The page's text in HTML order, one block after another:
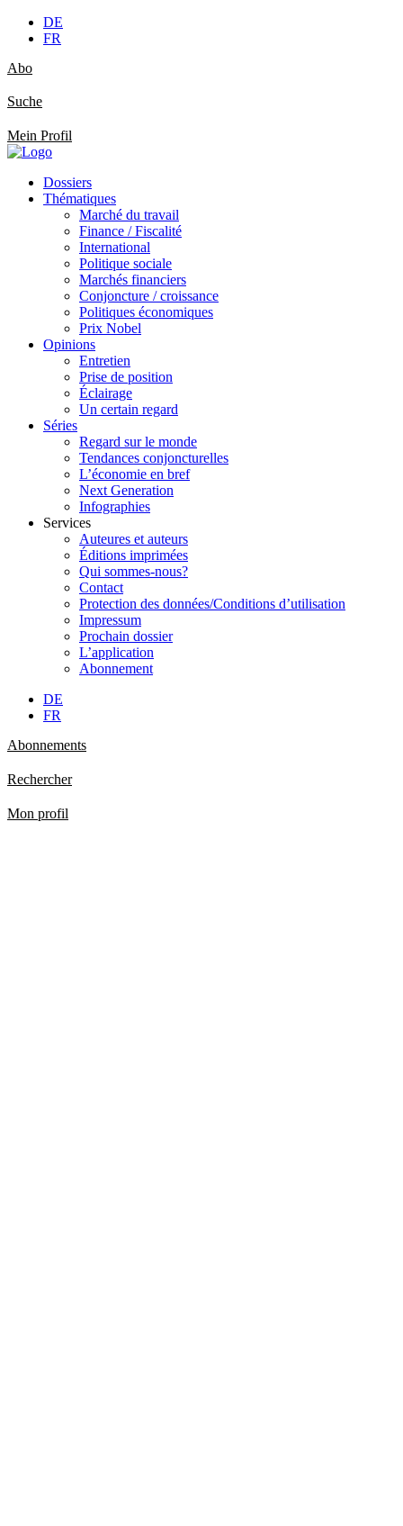
DE
FR
Abo
Suche
Mein Profil
Dossiers
Thématiques
Marché du travail
Finance / Fiscalité
International
Politique sociale
Marchés financiers
Conjoncture / croissance
Politiques économiques
Prix Nobel
Opinions
Entretien
Prise de position
Éclairage
Un certain regard
Séries
Regard sur le monde
Tendances conjoncturelles
L’économie en bref
Next Generation
Infographies
Services
Auteures et auteurs
Éditions imprimées
Qui sommes-nous?
Contact
Protection des données/Conditions d’utilisation
Impressum
Prochain dossier
L’application
Abonnement
DE
FR
Abonnements
Rechercher
Mon profil